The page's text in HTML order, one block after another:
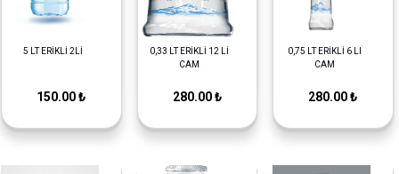
5 LT ERİKLİ 2Lİ
150.00 ₺
0,33 LT ERİKLİ 12 Lİ
CAM
280.00 ₺
0,75 LT ERİKLİ 6 LI
CAM
280.00 ₺